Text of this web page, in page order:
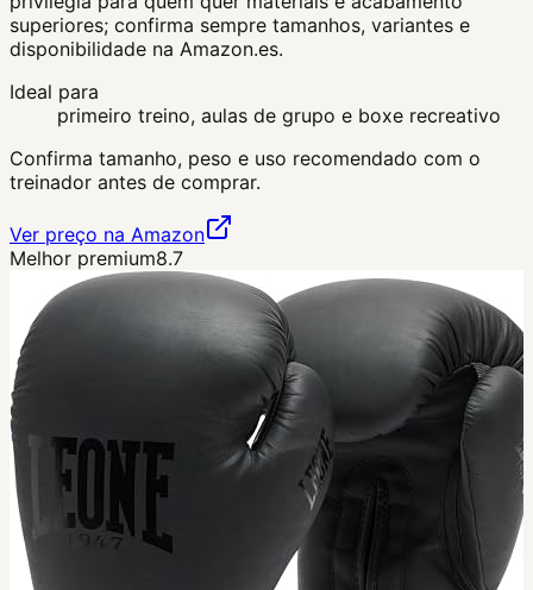
superiores; confirma sempre tamanhos, variantes e
disponibilidade na Amazon.es.
Ideal para
primeiro treino, aulas de grupo e boxe recreativo
Confirma tamanho, peso e uso recomendado com o
treinador antes de comprar.
Ver preço na Amazon
Melhor premium8.7